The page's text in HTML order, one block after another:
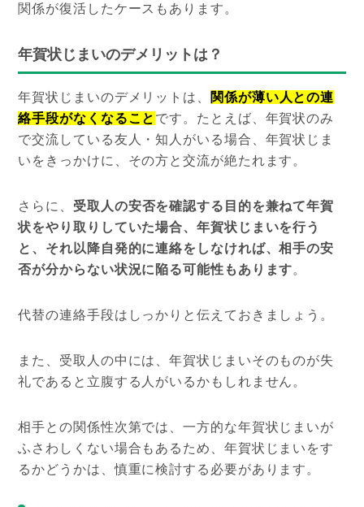
関係が復活したケースもあります。
年賀状じまいのデメリットは？
年賀状じまいのデメリットは、
関係が薄い人との連
絡手段がなくなること です。たとえば、年賀状のみ
で交流している友人・知人がいる場合、年賀状じま
いをきっかけに、その方と交流が絶たれます。
さらに、 受取人の安否を確認する目的を兼ねて年賀
状をやり取りしていた場合、年賀状じまいを行う
と、それ以降自発的に連絡をしなければ、相手の安
否が分からない状況に陥る可能性もあります。
代替の連絡手段はしっかりと伝えておきましょう。
また、受取人の中には、年賀状じまいそのものが失
礼であると立腹する人がいるかもしれません。
相手との関係性次第では、一方的な年賀状じまいが
ふさわしくない場合もあるため、年賀状じまいをす
るかどうかは、慎重に検討する必要があります。